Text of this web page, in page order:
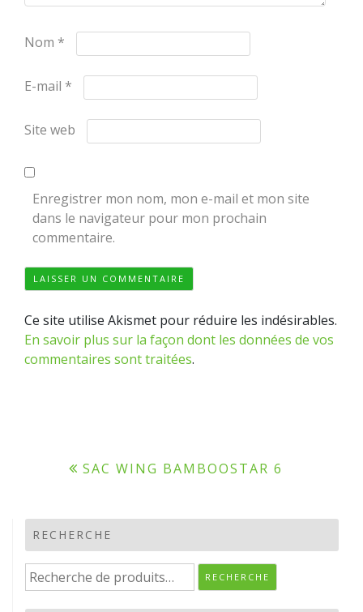
Nom *
E-mail *
Site web
Enregistrer mon nom, mon e-mail et mon site
dans le navigateur pour mon prochain
commentaire.
Ce site utilise Akismet pour réduire les indésirables.
En savoir plus sur la façon dont les données de vos
commentaires sont traitées.
Navigation
l’article
SAC WING BAMBOOSTAR 6
RECHERCHE
Recherche
pour :
RECHERCHE